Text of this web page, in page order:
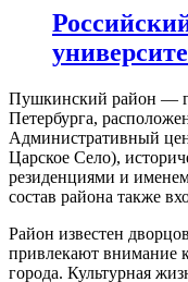
Пушкинский район —
Петербурга,
Административный
Царское Село),
резиденциями и
состав района также
Район известен
привлекают внимание
города. Культурная